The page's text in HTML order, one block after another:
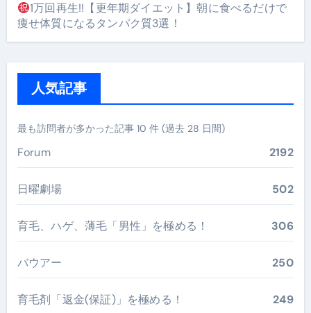
1万回再生!!【更年期ダイエット】朝に食べるだけで
痩せ体質になるタンパク質3選！
人気記事
最も訪問者が多かった記事 10 件 (過去 28 日間)
Forum 2192
日曜劇場 502
育毛、ハゲ、薄毛「男性」を極める！ 306
バウアー 250
育毛剤「返金(保証)」を極める！ 249